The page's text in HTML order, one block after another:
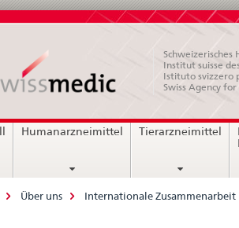
Institut suisse
Istituto svizzero
Swiss Agency
Humanarzneimittel Tierarzneimittel
Über uns Internationale Zusammenarbeit